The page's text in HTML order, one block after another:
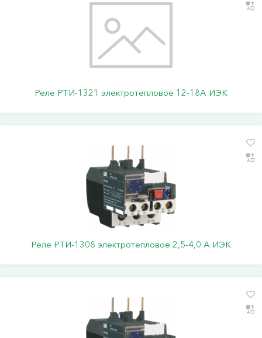
Реле РТИ-1321 электротепловое 12-18А ИЭК
Реле РТИ-1308 электротепловое 2,5-4,0 А ИЭК